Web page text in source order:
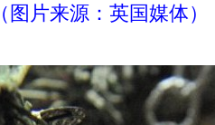
（图片来源：英国媒体）